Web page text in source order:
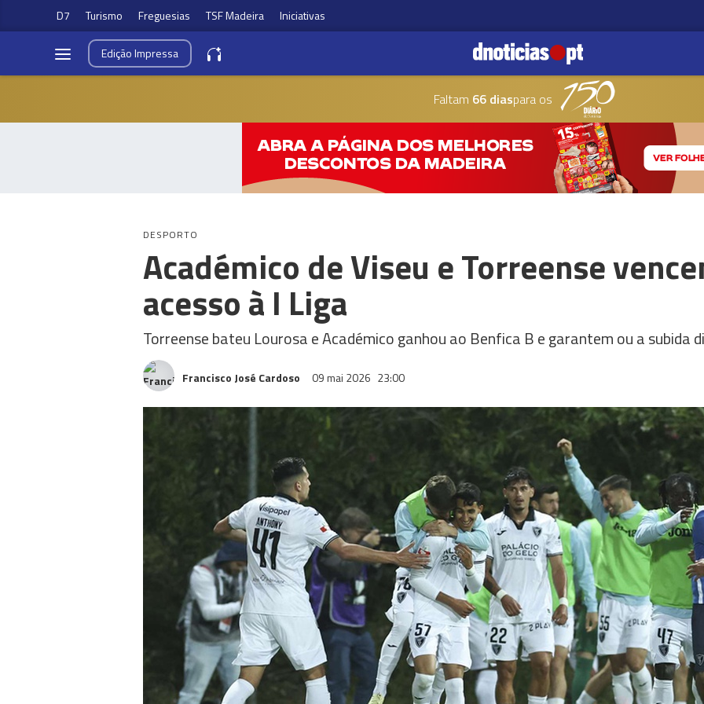
D7 Turismo Freguesias TSF Madeira Iniciativas
EdiçãoImpressa
Faltam 66 diaspara os
DESPORTO
Académico de Viseu e Torreense
acesso à I Liga
Torreense bateu Lourosa e Académico ganhou ao Benfica B e garantem ou a
Francisco José Cardoso 09 mai 2026 23:00